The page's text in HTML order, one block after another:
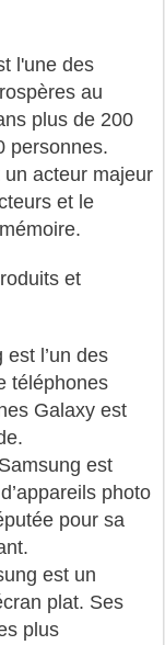
l'une des
au
plus de 200
personnes.
acteur majeur
et le
et
est l’un des
téléphones
Galaxy est
est
photo
pour sa
est un
plat. Ses
plus